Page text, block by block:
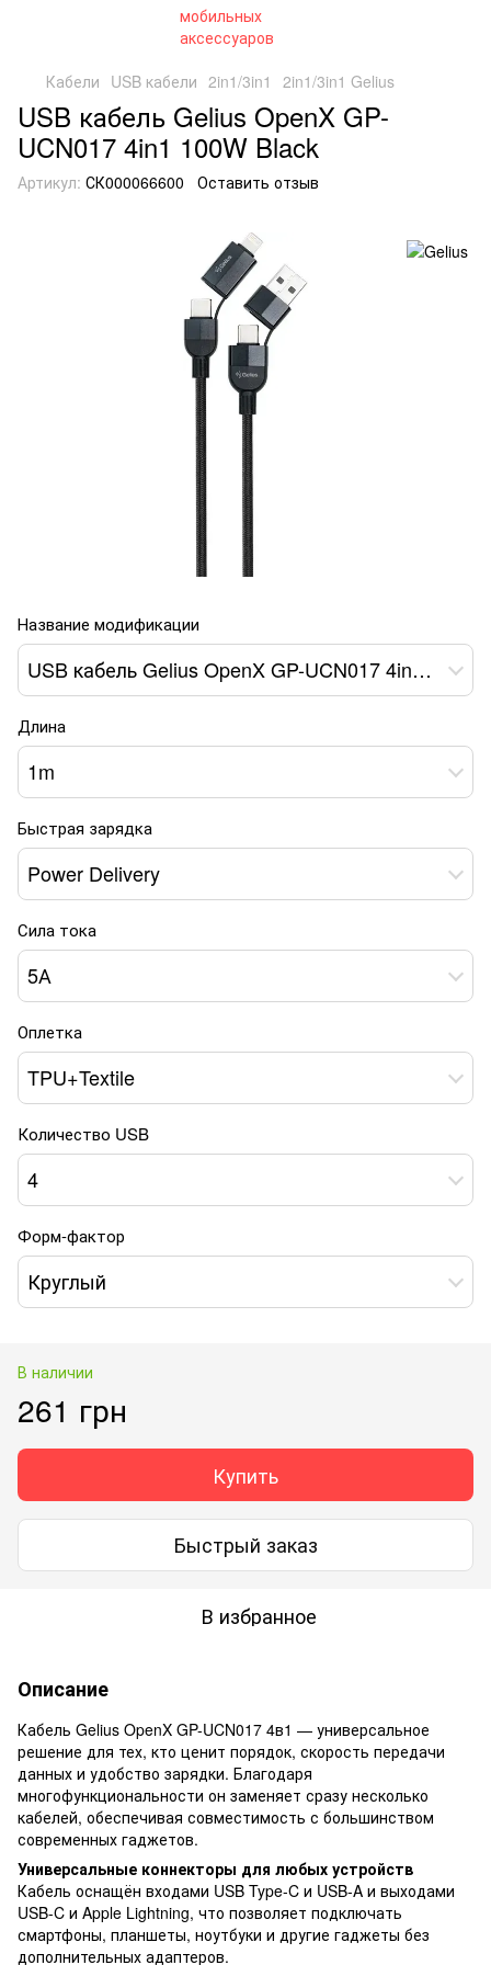
Кабели USB кабели 2in1/3in1 2in1/3in1 Gelius
USB кабель Gelius OpenX GP-
UCN017 4in1 100W Black
Артикул: СК000066600 Оставить отзыв
Название модификации
USB кабель Gelius OpenX GP-UCN017 4in1 100W Black
Длина
1m
Быстрая зарядка
Power Delivery
Сила тока
5А
Оплетка
TPU+Textile
Количество USB
4
Форм-фактор
Круглый
В наличии
261 грн
Купить
Быстрый заказ
В избранное
Описание
Кабель Gelius OpenX GP-UCN017 4в1 — универсальное
решение для тех, кто ценит порядок, скорость передачи
данных и удобство зарядки. Благодаря
многофункциональности он заменяет сразу несколько
кабелей, обеспечивая совместимость с большинством
современных гаджетов.
Универсальные коннекторы для любых устройств
Кабель оснащён входами USB Type-C и USB-A и выходами
USB-C и Apple Lightning, что позволяет подключать
смартфоны, планшеты, ноутбуки и другие гаджеты без
дополнительных адаптеров.